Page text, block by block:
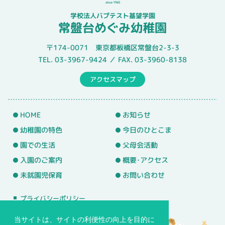
学校法人バプテスト基望学園
常盤台めぐみ幼稚園
〒174-0071 東京都板橋区常盤台2-3-3
TEL. 03-3967-9424 ／ FAX. 03-3960-8138
アクセスマップ
HOME
幼稚園の特色
園での生活
入園のご案内
未就園児保育
お知らせ
今日のひとこま
父母会活動
概要･アクセス
お問い合わせ
プライバシーポリシー
当サイトは、サイトの利便性の向上を目的に